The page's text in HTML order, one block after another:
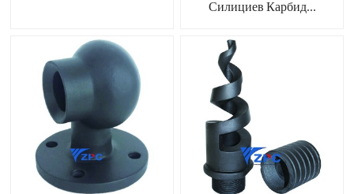
Силициев Карбид...